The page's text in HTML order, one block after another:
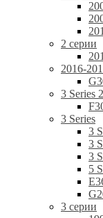
2 серии
2016-
3 Series
3 Series
3
3
3
5
3 серии